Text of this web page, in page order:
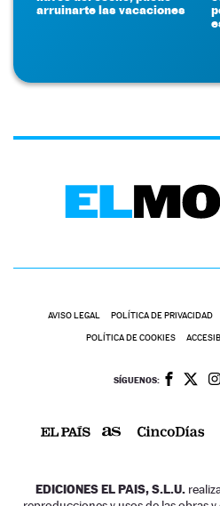
arruinarte las vacaciones
AVISO LEGAL POLÍTICA DE PRIVACIDAD
POLÍTICA DE COOKIES
SÍGUENOS:
EDICIONES EL PAIS, S.L.U.